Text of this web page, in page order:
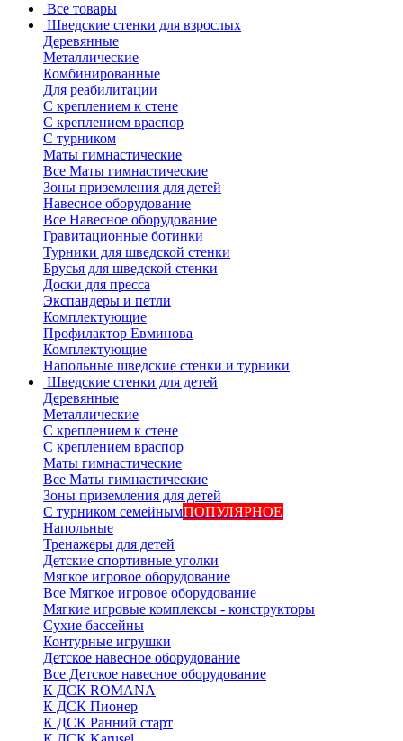
Все товары
Шведские стенки для взрослых
Деревянные
Металлические
Комбинированные
Для реабилитации
С креплением к стене
С креплением враспор
С турником
Маты гимнастические
Все Маты гимнастические
Зоны приземления для детей
Навесное оборудование
Все Навесное оборудование
Гравитационные ботинки
Турники для шведской стенки
Брусья для шведской стенки
Доски для пресса
Экспандеры и петли
Комплектующие
Профилактор Евминова
Комплектующие
Напольные шведские стенки и турники
Шведские стенки для детей
Деревянные
Металлические
С креплением к стене
С креплением враспор
Маты гимнастические
Все Маты гимнастические
Зоны приземления для детей
С турником семейнымПОПУЛЯРНОЕ
Напольные
Тренажеры для детей
Детские спортивные уголки
Мягкое игровое оборудование
Все Мягкое игровое оборудование
Мягкие игровые комплексы - конструкторы
Сухие бассейны
Контурные игрушки
Детское навесное оборудование
Все Детское навесное оборудование
К ДСК ROMANA
К ДСК Пионер
К ДСК Ранний старт